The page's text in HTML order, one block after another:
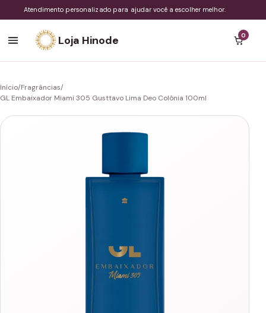
Atendimento personalizado para ajudar você a escolher melhor.
Loja Hinode 0
Início/Fragrâncias/
GL Embaixador Miami 305 Gusttavo Lima Deo Colônia 100ml